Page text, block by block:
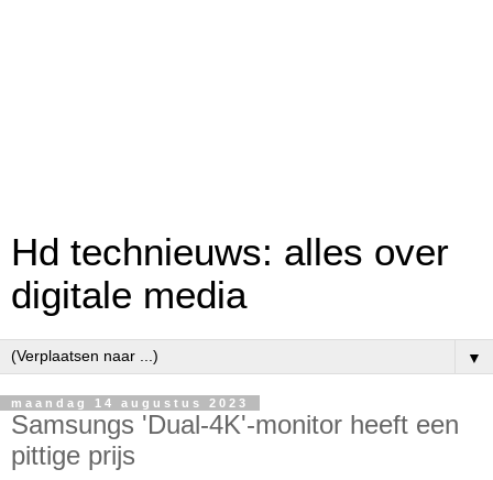
Hd technieuws: alles over
digitale media
▼
maandag 14 augustus 2023
Samsungs 'Dual-4K'-monitor heeft een
pittige prijs